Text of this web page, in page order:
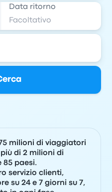
Data ritorno
milioni di viaggiatori
di 2 milioni di
85 paesi.
servizio clienti,
su 24 e 7 giorni su 7,